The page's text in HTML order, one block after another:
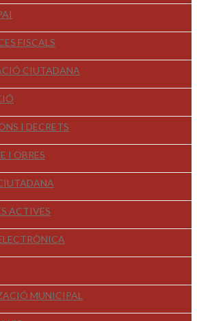
FISCALS
CIUTADANA
I DECRETS
I OBRES
ACTIVES
MUNICIPAL